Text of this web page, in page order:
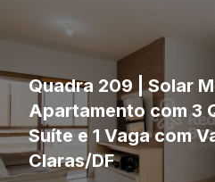
Quadra 209 | Solar
Apartamento com 3
Suíte e 1 Vaga com
Claras/DF